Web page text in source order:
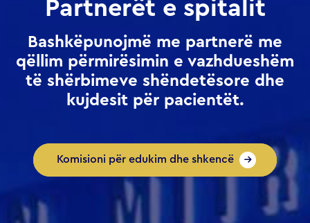
Partnerët e spitalit
Bashkëpunojmë me partnerë me
qëllim përmirësimin e vazhdueshëm
të shërbimeve shëndetësore dhe
kujdesit për pacientët.
Komisioni për edukim dhe shkencë